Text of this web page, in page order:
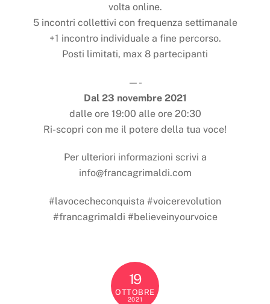
volta online.
5 incontri collettivi con frequenza settimanale
+1 incontro individuale a fine percorso.
Posti limitati, max 8 partecipanti
—-
Dal 23 novembre 2021
dalle ore 19:00 alle ore 20:30
Ri-scopri con me il potere della tua voce!
Per ulteriori informazioni scrivi a
info@francagrimaldi.com
#lavocecheconquista #voicerevolution
#francagrimaldi #believeinyourvoice
19
OTTOBRE
2021